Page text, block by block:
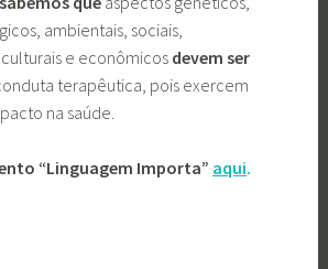
ambientais, sociais,
e econômicos devem ser
terapêutica, pois exercem
na saúde.
“Linguagem Importa” aqui.